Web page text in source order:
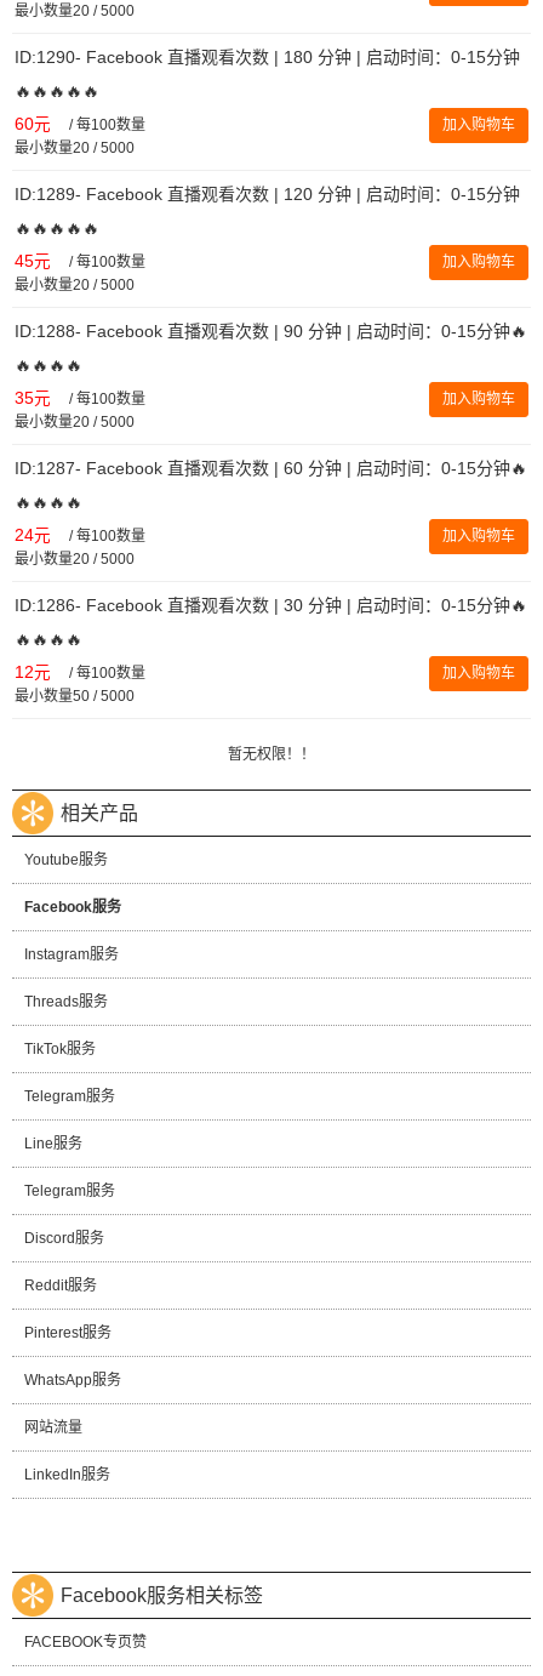
最小数量20 / 5000
ID:1290- Facebook 直播观看次数 | 180 分钟 | 启动时间：0-15分钟
🔥🔥🔥🔥🔥
60元 /每100数量
最小数量20 / 5000
加入购物车
ID:1289- Facebook 直播观看次数 | 120 分钟 | 启动时间：0-15分钟
🔥🔥🔥🔥🔥
45元 /每100数量
最小数量20 / 5000
加入购物车
ID:1288- Facebook 直播观看次数 | 90 分钟 | 启动时间：0-15分钟🔥
🔥🔥🔥🔥
35元 /每100数量
最小数量20 / 5000
加入购物车
ID:1287- Facebook 直播观看次数 | 60 分钟 | 启动时间：0-15分钟🔥
🔥🔥🔥🔥
24元 /每100数量
最小数量20 / 5000
加入购物车
ID:1286- Facebook 直播观看次数 | 30 分钟 | 启动时间：0-15分钟🔥
🔥🔥🔥🔥
12元 /每100数量
最小数量50 / 5000
加入购物车
暂无权限！！
相关产品
Youtube服务
Facebook服务
Instagram服务
Threads服务
TikTok服务
Telegram服务
Line服务
Telegram服务
Discord服务
Reddit服务
Pinterest服务
WhatsApp服务
网站流量
LinkedIn服务
Facebook服务相关标签
FACEBOOK专页赞